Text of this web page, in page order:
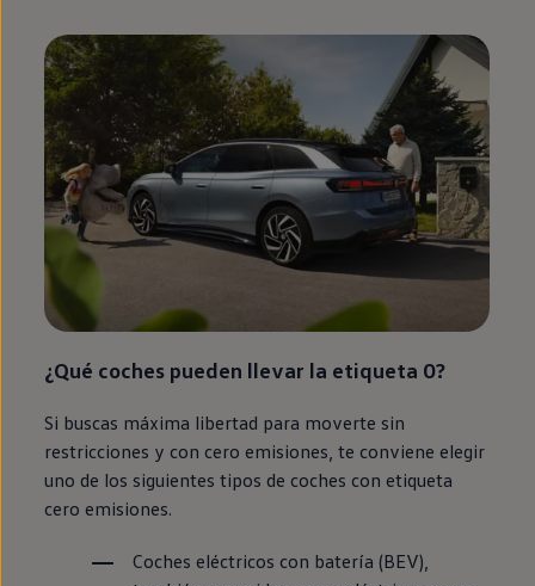
¿Qué coches pueden llevar la etiqueta 0?
Si buscas máxima libertad para moverte sin
restricciones y con cero emisiones , te conviene elegir
uno de los siguientes tipos de coches con etiqueta
cero emisiones.
Coches eléctricos con batería (BEV),